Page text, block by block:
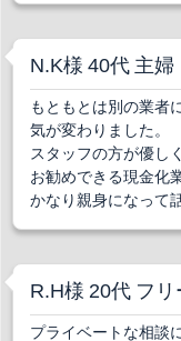
N.K様 40代 主婦
もともとは別の業者
気が変わりました。
スタッフの方が優し
お勧めできる現金化
かなり親身になって
R.H様 20代 フリ
プライベートな相談